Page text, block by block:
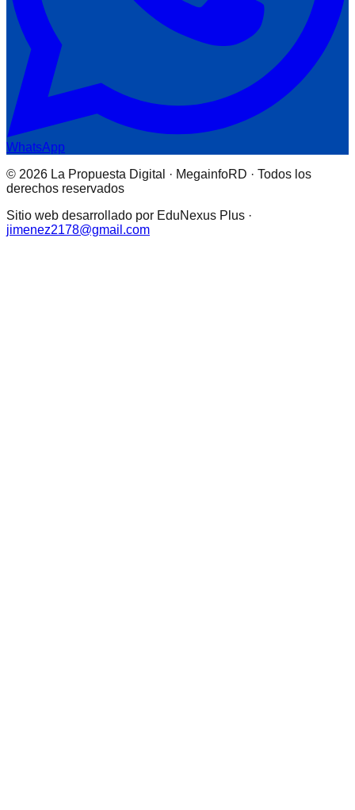
WhatsApp
© 2026 La Propuesta Digital · MegainfoRD · Todos los
derechos reservados
Sitio web desarrollado por EduNexus Plus ·
jimenez2178@gmail.com